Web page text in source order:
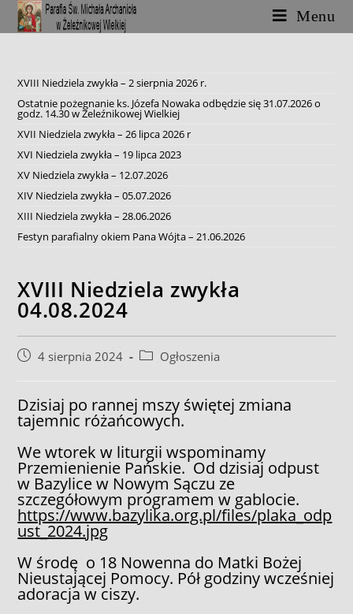
Skip
content
Menu
XVIII Niedziela zwykła – 2 sierpnia 2026 r.
Ostatnie pożegnanie ks. Józefa Nowaka odbędzie się 31.07.2026 o
godz. 14.30 w Żeleźnikowej Wielkiej
XVII Niedziela zwykła – 26 lipca 2026 r
XVI Niedziela zwykła – 19 lipca 2023
XV Niedziela zwykła – 12.07.2026
XIV Niedziela zwykła – 05.07.2026
XIII Niedziela zwykła – 28.06.2026
Festyn parafialny okiem Pana Wójta – 21.06.2026
XVIII Niedziela zwykła
04.08.2024
Post4 sierpnia 2024
PostOgłoszenia
Dzisiaj po rannej mszy świętej zmiana
tajemnic różańcowych.
We wtorek w liturgii wspominamy
Przemienienie Pańskie. Od dzisiaj odpust
w Bazylice w Nowym Sączu ze
szczegółowym programem w gablocie.
https://www.bazylika.org.pl/files/plaka_odp
ust_2024.jpg
W środę o 18 Nowenna do Matki Bożej
Nieustającej Pomocy. Pół godziny wcześniej
adoracja w ciszy.